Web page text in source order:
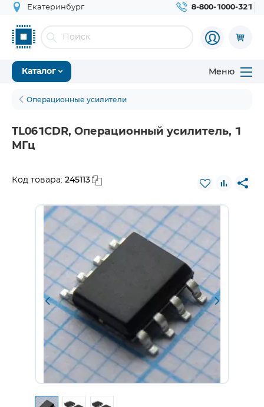
Екатеринбург 8-800-1000-321
Каталог Меню
Операционные усилители
TL061CDR, Операционный усилитель, 1
МГц
Код товара: 245113